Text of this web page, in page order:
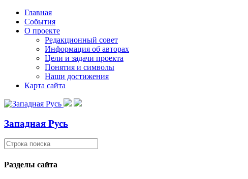
Главная
События
О проекте
Редакционный совет
Информация об авторах
Цели и задачи проекта
Понятия и символы
Наши достижения
Карта сайта
Западная Русь
Разделы сайта